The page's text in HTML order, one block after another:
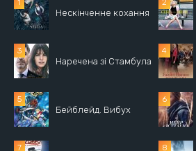
Нескінченне кохання
Наречена зі Стамбула
Бейблейд. Вибух